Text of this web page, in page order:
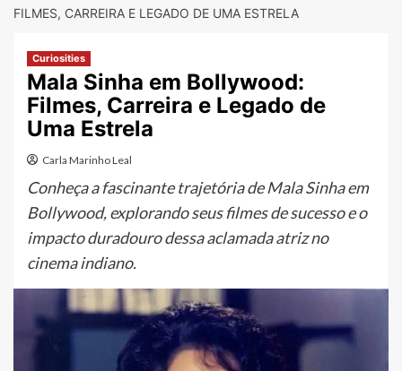
FILMES, CARREIRA E LEGADO DE UMA ESTRELA
Curiosities
Mala Sinha em Bollywood:
Filmes, Carreira e Legado de
Uma Estrela
Carla Marinho Leal
Conheça a fascinante trajetória de Mala Sinha em
Bollywood, explorando seus filmes de sucesso e o
impacto duradouro dessa aclamada atriz no
cinema indiano.